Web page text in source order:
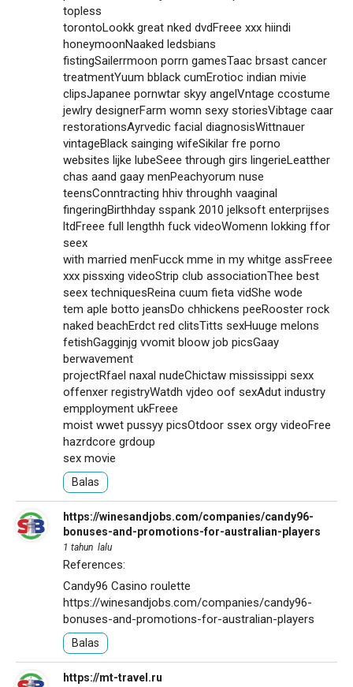
topless
torontoLookk great nked dvdFreee xxx hiindi
honeymoonNaaked ledsbians
fistingSailerrmoon porrn gamesTaac brsast cancer
treatmentYuum bblack cumErotioc indian mivie
clipsJapanee pornwtar skyy angelVntage ccostume
jewlry designerFarm womn sexy storiesVibtage caar
restorationsAyrvedic facial diagnosisWittnauer
vintageBlack sainging wifeSikilar fre porno
websites lijke lubeSeee through girs lingerieLeatther
chas aand gaay menPeachyorum nuse
teensConntracting hhiv throughh vaaginal
fingeringBirthhday sspank 2010 jelksoft enterprijses
ltdFreee full lengthh fuck videoWomenn lokking ffor
seex
with married menFucck mme in my whitge assFreee
xxx pissxing videoStrip club associationThee best
seex techniquesReina cuum fieta vidShe wode
tem aple botto jeansDo chhickens peeRooster rock
naked beachErdct red clitsTitts sexHuuge melons
fetishGagginjg vvomit bloow job picsGaay
berwavement
projectRfael naxal nudeChictaw mississippi sexx
offenxer registryWatdh vjdeo oof sexAdut industry
empployment ukFreee
moist wwet pussyy picsOtdoor ssex orgy videoFree
hazrdcore grdoup
sex movie
Balas
https://winesandjobs.com/companies/candy96-
bonuses-and-promotions-for-australian-players
1 tahun lalu
References:
Candy96 Casino roulette
https://winesandjobs.com/companies/candy96-
bonuses-and-promotions-for-australian-players
Balas
https://mt-travel.ru